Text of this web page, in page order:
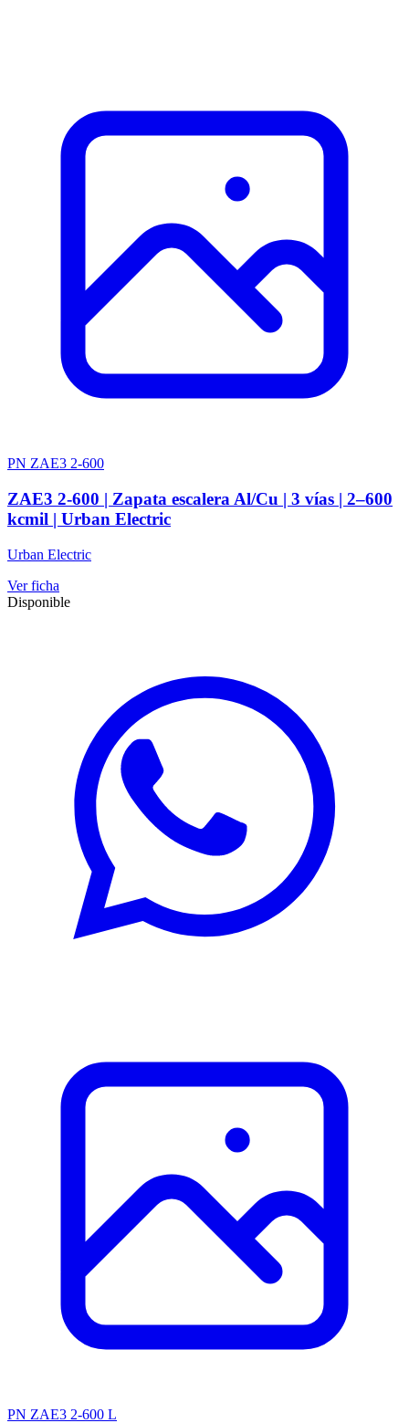
PN ZAE3 2-600
ZAE3 2-600 | Zapata escalera Al/Cu | 3 vías | 2–600
kcmil | Urban Electric
Urban Electric
Ver ficha
Disponible
PN ZAE3 2-600 L